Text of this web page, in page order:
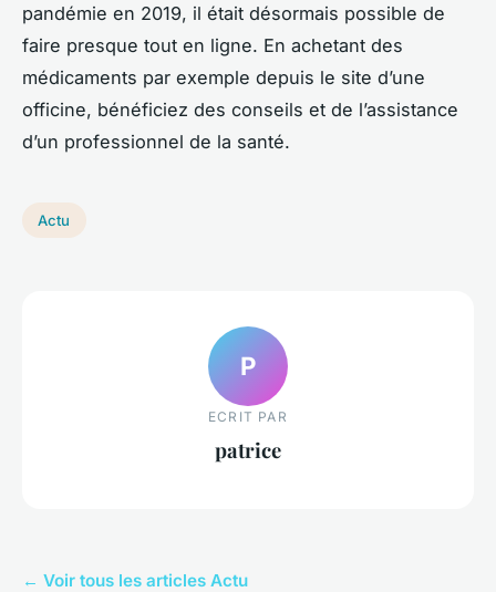
pandémie en 2019, il était désormais possible de
faire presque tout en ligne. En achetant des
médicaments par exemple depuis le site d’une
officine, bénéficiez des conseils et de l’assistance
d’un professionnel de la santé.
Actu
P
ECRIT PAR
patrice
← Voir tous les articles Actu